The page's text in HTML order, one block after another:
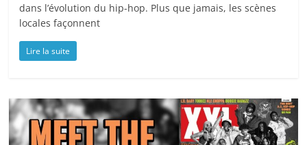
dans l’évolution du hip-hop. Plus que jamais, les scènes
locales façonnent
Lire la suite